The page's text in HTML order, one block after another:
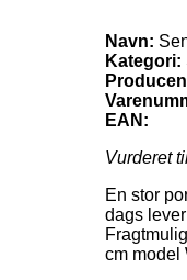
Navn:
Kategori:
EAN:
Vurderet
En stor
dags
cm model